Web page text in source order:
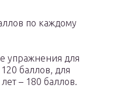
по каждому
упражнения для
баллов, для
– 180 баллов.